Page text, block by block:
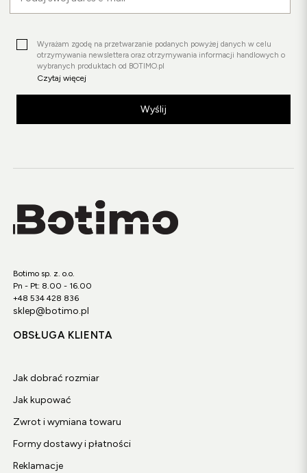
Wyrażam zgodę na przetwarzanie podanych powyżej danych w celu
otrzymywania newslettera oraz otrzymywania informacji handlowych o
wybranych produktach od BOTIMO.pl
Czytaj więcej
Wyślij
Botimo sp. z. o.o.
Pn - Pt: 8.00 - 16.00
+48 534 428 836
sklep@botimo.pl
OBSŁUGA KLIENTA
Jak dobrać rozmiar
Jak kupować
Zwrot i wymiana towaru
Formy dostawy i płatności
Reklamacje